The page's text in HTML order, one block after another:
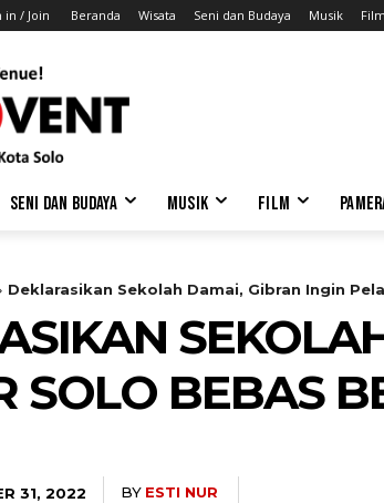
in / Join Beranda Wisata Seni dan Budaya Musik Film
SENI DAN BUDAYA MUSIK FILM
Deklarasikan Sekolah Damai, Gibran Ingin
SOLO BEBAS
31, 2022 BY ESTI NUR